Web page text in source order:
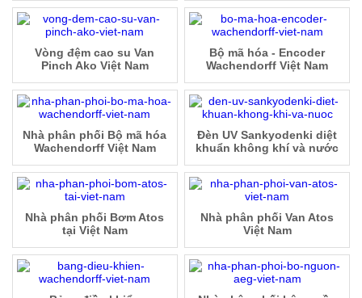
Vòng đệm cao su Van
Pinch Ako Việt Nam
Bộ mã hóa - Encoder
Wachendorff Việt Nam
Nhà phân phối Bộ mã hóa
Wachendorff Việt Nam
Đèn UV Sankyodenki diệt
khuẩn không khí và nước
Nhà phân phối Bơm Atos
tại Việt Nam
Nhà phân phối Van Atos
Việt Nam